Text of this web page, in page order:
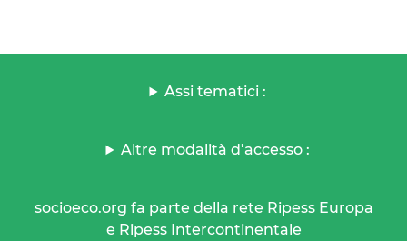
Assi tematici :
Altre modalità d’accesso :
socioeco.org fa parte della rete Ripess Europa
e Ripess Intercontinentale